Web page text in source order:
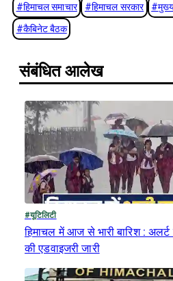
#हिमाचल समाचार #हिमाचल सरकार #
#कैबिनेट बैठक
संबंधित आलेख
#यूटिलिटी
हिमाचल में आज से भारी बारिश :
की एडवाइजरी जारी